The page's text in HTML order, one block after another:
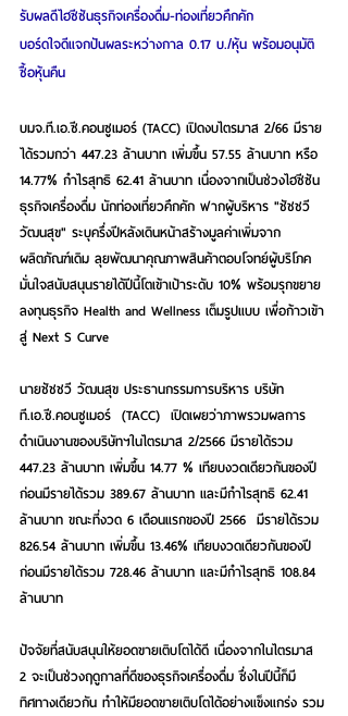
รับผลดีไฮซีซันธุรกิจเครื่องดื่ม-ท่องเที่ยวคึกคัก
บอร์ดใจดีแจกปันผลระหว่างกาล 0.17 บ./หุ้น พร้อมอนุมัติ
ซื้อหุ้นคืน
บมจ.ที.เอ.ซี.คอนซูเมอร์ (TACC) เปิดงบไตรมาส 2/66 มีราย
ได้รวมกว่า 447.23 ล้านบาท เพิ่มขึ้น 57.55 ล้านบาท หรือ
14.77% กำไรสุทธิ 62.41 ล้านบาท เนื่องจากเป็นช่วงไฮซีซัน
ธุรกิจเครื่องดื่ม นักท่องเที่ยวคึกคัก ฟากผู้บริหาร "ชัชชวี
วัฒนสุข" ระบุครึ่งปีหลังเดินหน้าสร้างมูลค่าเพิ่มจาก
ผลิตภัณฑ์เดิม ลุยพัฒนาคุณภาพสินค้าตอบโจทย์ผู้บริโภค
มั่นใจสนับสนุนรายได้ปีนี้โตเข้าเป้าระดับ 10% พร้อมรุกขยาย
ลงทุนธุรกิจ Health and Wellness เต็มรูปแบบ เพื่อก้าวเข้า
สู่ Next S Curve
นายชัชชวี วัฒนสุข ประธานกรรมการบริหาร บริษัท
ที.เอ.ซี.คอนซูเมอร์  (TACC)  เปิดเผยว่าภาพรวมผลการ
ดำเนินงานของบริษัทฯในไตรมาส 2/2566 มีรายได้รวม
447.23 ล้านบาท เพิ่มขึ้น 14.77 % เทียบงวดเดียวกันของปี
ก่อนมีรายได้รวม 389.67 ล้านบาท และมีกำไรสุทธิ 62.41
ล้านบาท ขณะที่งวด 6 เดือนแรกของปี 2566  มีรายได้รวม
826.54 ล้านบาท เพิ่มขึ้น 13.46% เทียบงวดเดียวกันของปี
ก่อนมีรายได้รวม 728.46 ล้านบาท และมีกำไรสุทธิ 108.84
ล้านบาท
ปัจจัยที่สนับสนุนให้ยอดขายเติบโตได้ดี เนื่องจากในไตรมาส
2 จะเป็นช่วงฤดูกาลที่ดีของธุรกิจเครื่องดื่ม ซึ่งในปีนี้ก็มี
ทิศทางเดียวกัน ทำให้มียอดขายเติบโตได้อย่างแข็งแกร่ง รวม